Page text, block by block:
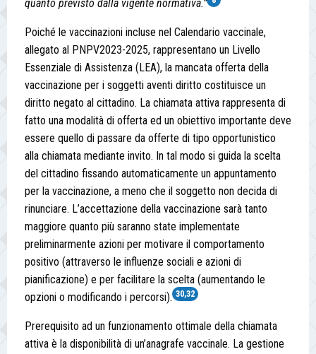
quanto previsto dalla vigente normativa.”
Poiché le vaccinazioni incluse nel Calendario vaccinale,
allegato al PNPV2023-2025, rappresentano un Livello
Essenziale di Assistenza (LEA), la mancata offerta della
vaccinazione per i soggetti aventi diritto costituisce un
diritto negato al cittadino. La chiamata attiva rappresenta di
fatto una modalità di offerta ed un obiettivo importante deve
essere quello di passare da offerte di tipo opportunistico
alla chiamata mediante invito. In tal modo si guida la scelta
del cittadino fissando automaticamente un appuntamento
per la vaccinazione, a meno che il soggetto non decida di
rinunciare. L’accettazione della vaccinazione sarà tanto
maggiore quanto più saranno state implementate
preliminarmente azioni per motivare il comportamento
positivo (attraverso le influenze sociali e azioni di
pianificazione) e per facilitare la scelta (aumentando le
opzioni o modificando i percorsi). 30,32
Prerequisito ad un funzionamento ottimale della chiamata
attiva è la disponibilità di un’anagrafe vaccinale. La gestione